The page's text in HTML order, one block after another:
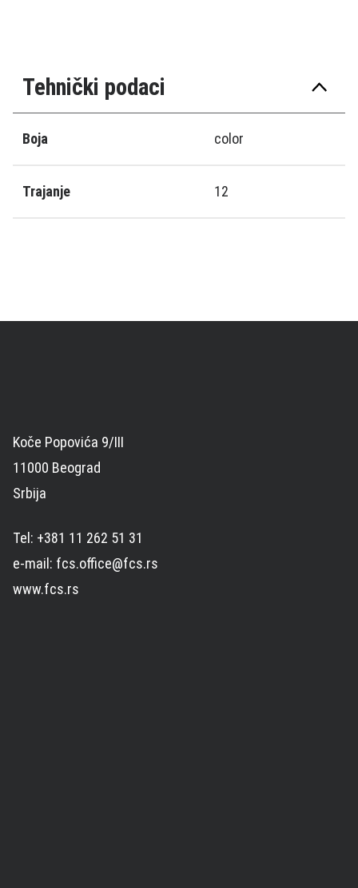
Tehnički podaci
Boja color
Trajanje 12
Koče Popovića 9/III
11000 Beograd
Srbija
Tel: +381 11 262 51 31
e-mail: fcs.office@fcs.rs
www.fcs.rs